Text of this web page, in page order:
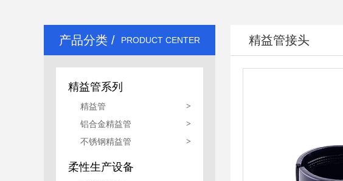
产品分类 / PRODUCT CENTER
精益管系列
精益管 >
铝合金精益管 >
不锈钢精益管 >
柔性生产设备
精益管接头